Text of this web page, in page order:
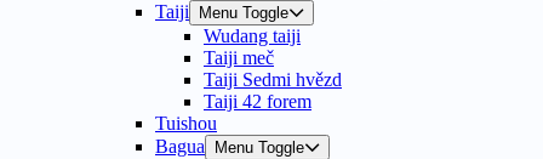
Taiji
Menu Toggle
Wudang taiji
Taiji meč
Taiji Sedmi hvězd
Taiji 42 forem
Tuishou
Bagua
Menu Toggle